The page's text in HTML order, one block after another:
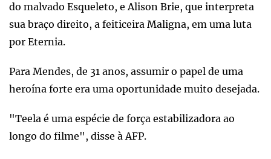
do malvado Esqueleto, e Alison Brie, que interpreta
sua braço direito, a feiticeira Maligna, em uma luta
por Eternia.
Para Mendes, de 31 anos, assumir o papel de uma
heroína forte era uma oportunidade muito desejada.
"Teela é uma espécie de força estabilizadora ao
longo do filme", disse à AFP.